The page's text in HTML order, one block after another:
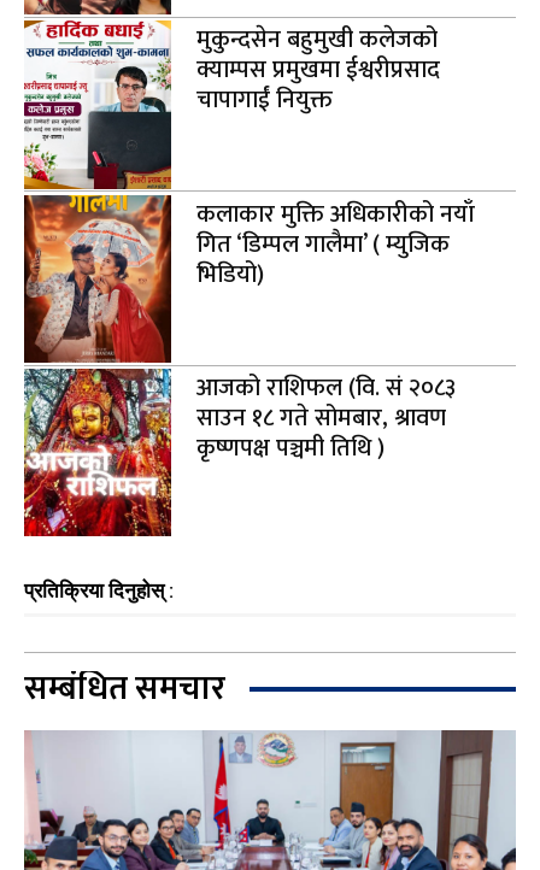
मुकुन्दसेन बहुमुखी कलेजको
क्याम्पस प्रमुखमा ईश्वरीप्रसाद
चापागाईं नियुक्त
कलाकार मुक्ति अधिकारीको नयाँ
गित ‘डिम्पल गालैमा’ ( म्युजिक
भिडियो)
आजको राशिफल (वि. सं २०८३
साउन १८ गते सोमबार, श्रावण
कृष्णपक्ष पञ्चमी तिथि )
प्रतिक्रिया दिनुहोस् :
सम्बंधित समचार